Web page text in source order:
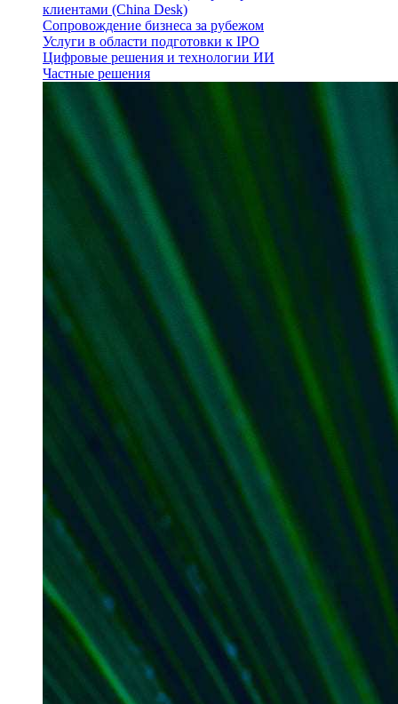
клиентами (China Desk)
Сопровождение бизнеса за рубежом
Услуги в области подготовки к IPO
Цифровые решения и технологии ИИ
Частные решения